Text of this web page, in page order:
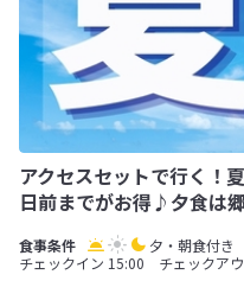
アクセスセットで行く！
日前までがお得♪夕食は
夕・朝食付き
チェックイン 15:00 チェックア